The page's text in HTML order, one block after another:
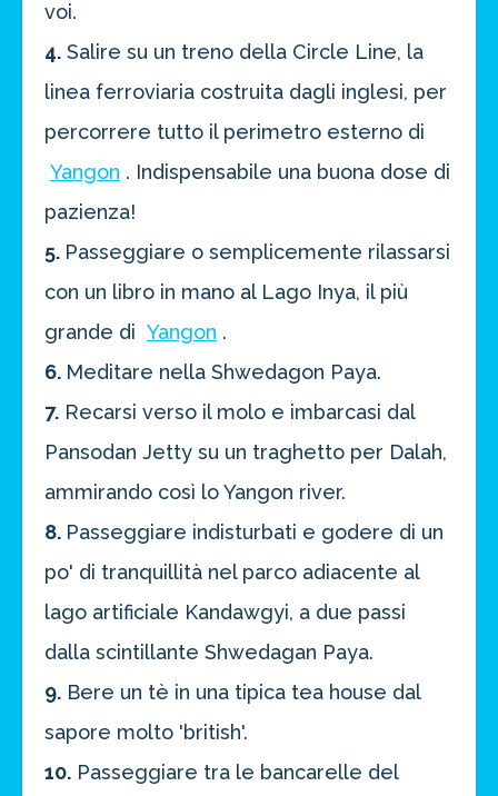
voi.
4. Salire su un treno della Circle Line, la
linea ferroviaria costruita dagli inglesi, per
percorrere tutto il perimetro esterno di
Yangon . Indispensabile una buona dose di
pazienza!
5. Passeggiare o semplicemente rilassarsi
con un libro in mano al Lago Inya, il più
grande di Yangon .
6. Meditare nella Shwedagon Paya.
7. Recarsi verso il molo e imbarcasi dal
Pansodan Jetty su un traghetto per Dalah,
ammirando così lo Yangon river.
8. Passeggiare indisturbati e godere di un
po' di tranquillità nel parco adiacente al
lago artificiale Kandawgyi, a due passi
dalla scintillante Shwedagan Paya.
9. Bere un tè in una tipica tea house dal
sapore molto 'british'.
10. Passeggiare tra le bancarelle del